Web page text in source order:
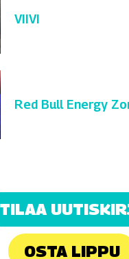
VIIVI
Red Bull Energy
TILAA
OSTA LIPPU